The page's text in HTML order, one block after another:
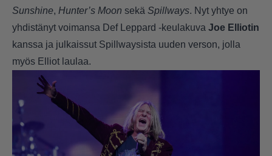
Sunshine, Hunter’s Moon sekä Spillways. Nyt yhtye on
yhdistänyt voimansa Def Leppard -keulakuva Joe Elliotin
kanssa ja julkaissut Spillwaysista uuden verson, jolla
myös Elliot laulaa.